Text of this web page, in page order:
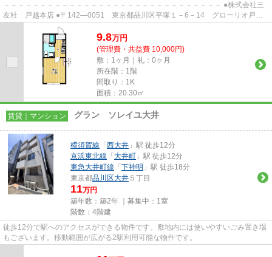
－－－－－－－－－－－－－－－－－－－－－－－－－－－－－－ ●株式会社三
友社 戸越本店 ●〒142―0051 東京都品川区平塚１－6－14 グローリオ戸越
銀座1階 ●TEL：03-3783-1218...
9.8万円
(管理費・共益費 10,000円)
敷：1ヶ月｜礼：0ヶ月
所在階：1階
間取り：1K
面積：20.30㎡
賃貸｜マンション グラン ソレイユ大井
横須賀線 「 西大井 」駅 徒歩12分
京浜東北線 「 大井町 」駅 徒歩12分
東急大井町線 「 下神明 」駅 徒歩18分
東京都品川区大井 ５丁目
11万円
築年数：築2年 ｜募集中： 1室
階数：4階建
徒歩12分で駅へのアクセスができる物件です。敷地内には使いやすいごみ置き場
もございます。移動範囲が広がる2駅利用可能な物件です。